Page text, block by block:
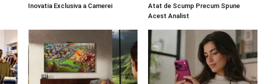
Inovatia Exclusiva a Camerei
Atat de Scump Precum Spune
Acest Analist